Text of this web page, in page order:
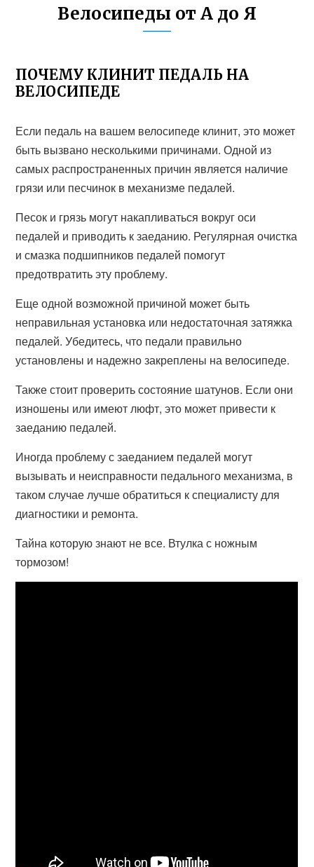
Велосипеды от А до Я
ПОЧЕМУ КЛИНИТ ПЕДАЛЬ НА
ВЕЛОСИПЕДЕ
Если педаль на вашем велосипеде клинит, это может
быть вызвано несколькими причинами. Одной из
самых распространенных причин является наличие
грязи или песчинок в механизме педалей.
Песок и грязь могут накапливаться вокруг оси
педалей и приводить к заеданию. Регулярная очистка
и смазка подшипников педалей помогут
предотвратить эту проблему.
Еще одной возможной причиной может быть
неправильная установка или недостаточная затяжка
педалей. Убедитесь, что педали правильно
установлены и надежно закреплены на велосипеде.
Также стоит проверить состояние шатунов. Если они
изношены или имеют люфт, это может привести к
заеданию педалей.
Иногда проблему с заеданием педалей могут
вызывать и неисправности педального механизма, в
таком случае лучше обратиться к специалисту для
диагностики и ремонта.
Тайна которую знают не все. Втулка с ножным
тормозом!